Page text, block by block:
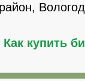
Как купить